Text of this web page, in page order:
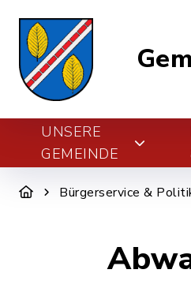
UNSERE
GEMEINDE
Bürgerservice &